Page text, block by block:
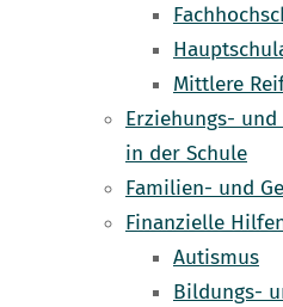
Mittlere
Erziehungs-
in der Schule
Familien- und
Finanzielle
Autismus
Bildungs-